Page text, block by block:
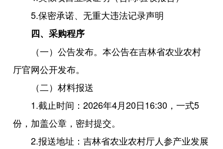
5.保密承诺、无重大违法记录声明
四、采购程序
（一）公告发布。本公告在吉林省农业农村
厅官网公开发布。
（二）材料报送
1.截止时间：2026年4月20日16:30，一式5
份，加盖公章，密封提交。
2.报送地址：吉林省农业农村厅人参产业发展